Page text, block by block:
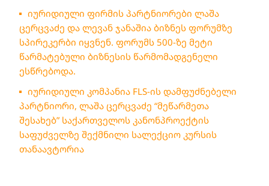
იურიდიული ფირმის პარტნიორები ლაშა
ცერცვაძე და ლევან ჯანაშია ბიზნეს ფორუმზე
სპირეკერბი იყვნენ. ფორუმს 500-ზე მეტი
წარმატებული ბიზნესის წარმომადგენელი
ესწრებოდა.
იურიდიული კომპანია FLS-ის დამფუძნებელი
პარტნიორი, ლაშა ცერცვაძე “მეწარმეთა
შესახებ” საქართველოს კანონპროექტის
საფუძველზე შექმნილი სალექციო კურსის
თანაავტორია